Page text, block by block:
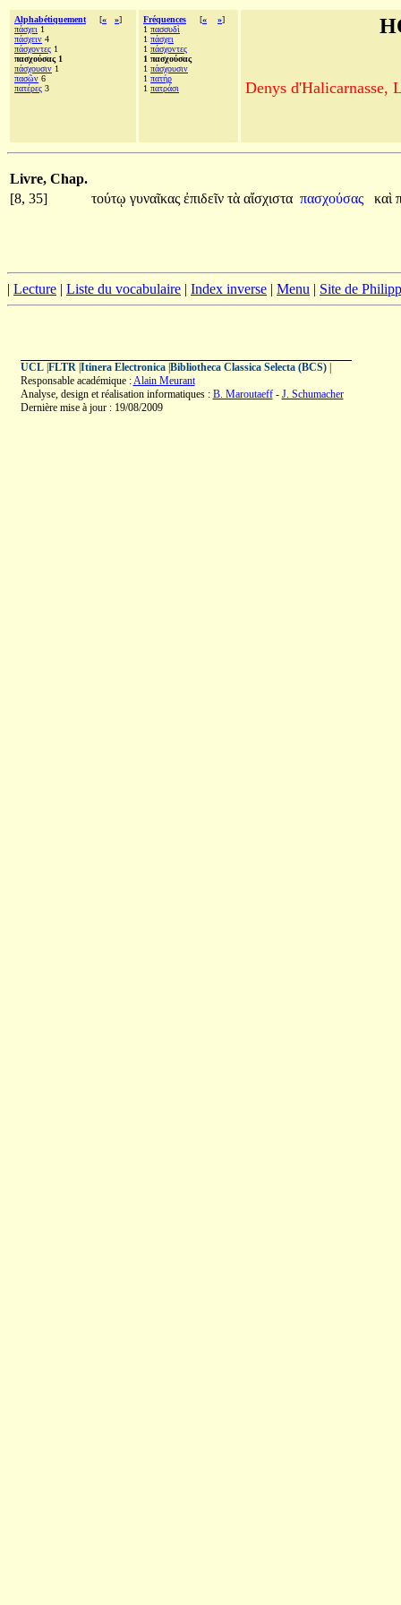
Alphabétiquement [« »]
πάσχει 1
πάσχειν 4
πάσχοντες 1
πασχούσας 1
πάσχουσιν 1
πασῶν 6
πατέρες 3
Fréquences [« »]
1 πασσυδὶ
1 πάσχει
1 πάσχοντες
1 πασχούσας
1 πάσχουσιν
1 πατήρ
1 πατράσι Denys d'Halicarnasse,
Livre, Chap.
[8, 35]
τούτῳ γυναῖκας ἐπιδεῖν τὰ αἴσχιστα πασχούσας καὶ
| Lecture | Liste du vocabulaire | Index inverse | Menu | Site de
UCL| FLTR| Itinera Electronica| Bibliotheca Classica Selecta (BCS)|
Responsable académique :Alain Meurant
Analyse, design et réalisation informatiques : B. Maroutaeff- J. Schumacher
Dernière mise à jour : 19/08/2009